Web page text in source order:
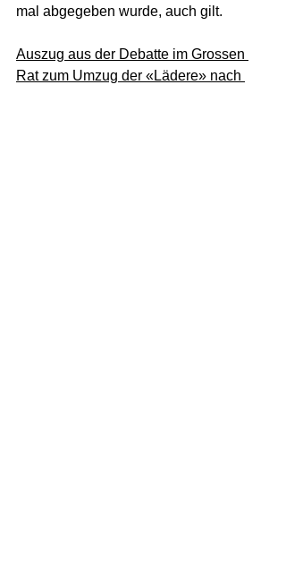
mal abgegeben wurde, auch gilt.
Auszug aus der Debatte im Grossen
Rat zum Umzug der «Lädere» nach